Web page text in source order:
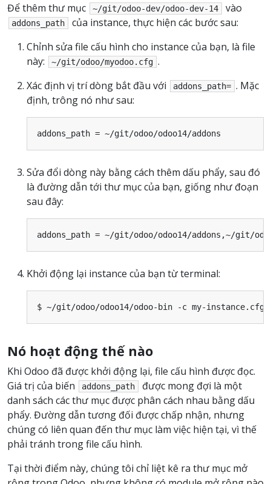
Để thêm thư mục ~/git/odoo-dev/odoo-dev-14 vào
addons_path
của instance, thực hiện các bước sau:
Chỉnh sửa file cấu hình cho instance của bạn, là file
này:
~/git/odoo/myodoo.cfg .
Xác định vị trí dòng bắt đầu với
addons_path= . Mặc
định, trông nó như sau:
addons_path = ~/git/odoo/odoo14/addons
Sửa đổi dòng này bằng cách thêm dấu phẩy, sau đó
là đường dẫn tới thư mục của bạn, giống như đoạn
sau đây:
addons_path = ~/git/odoo/odoo14/addons ,~/git/
Khởi động lại instance của bạn từ terminal:
Nó hoạt động thế nào
Khi Odoo đã được khởi động lại, file cấu hình được đọc.
Giá trị của biến
addons_path
được mong đợi là một
danh sách các thư mục được phân cách nhau bằng dấu
phẩy. Đường dẫn tương đối được chấp nhận, nhưng
chúng có liên quan đến thư mục làm việc hiện tại, vì thế
phải tránh trong file cấu hình.
Tại thời điểm này, chúng tôi chỉ liệt kê ra thư mục mở